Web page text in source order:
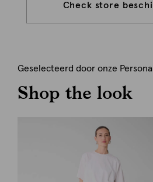
Check store
Geselecteerd door onze
Shop the look